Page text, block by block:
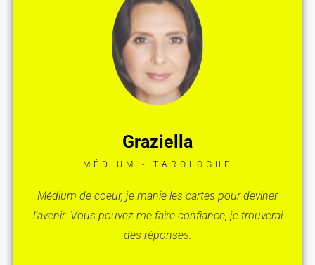
Graziella
MÉDIUM - TAROLOGUE
Médium de coeur, je manie les cartes pour deviner
l’avenir. Vous pouvez me faire confiance, je trouverai
des réponses.